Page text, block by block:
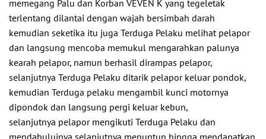
memegang Palu dan Korban VEVEN K yang tegeletak
terlentang dilantai dengan wajah bersimbah darah
kemudian seketika itu juga Terduga Pelaku melihat pelapor
dan langsung mencoba memukul mengarahkan palunya
kearah pelapor, namun berhasil dirampas pelapor,
selanjutnya Terduga Pelaku ditarik pelapor keluar pondok,
kemudian Terduga pelaku mengambil kunci motornya
dipondok dan langsung pergi keluar kebun,
selanjutnya pelapor mengikuti Terduga Pelaku dan
mendahuluinya selanjutnya menuntun hingga mendapatkan